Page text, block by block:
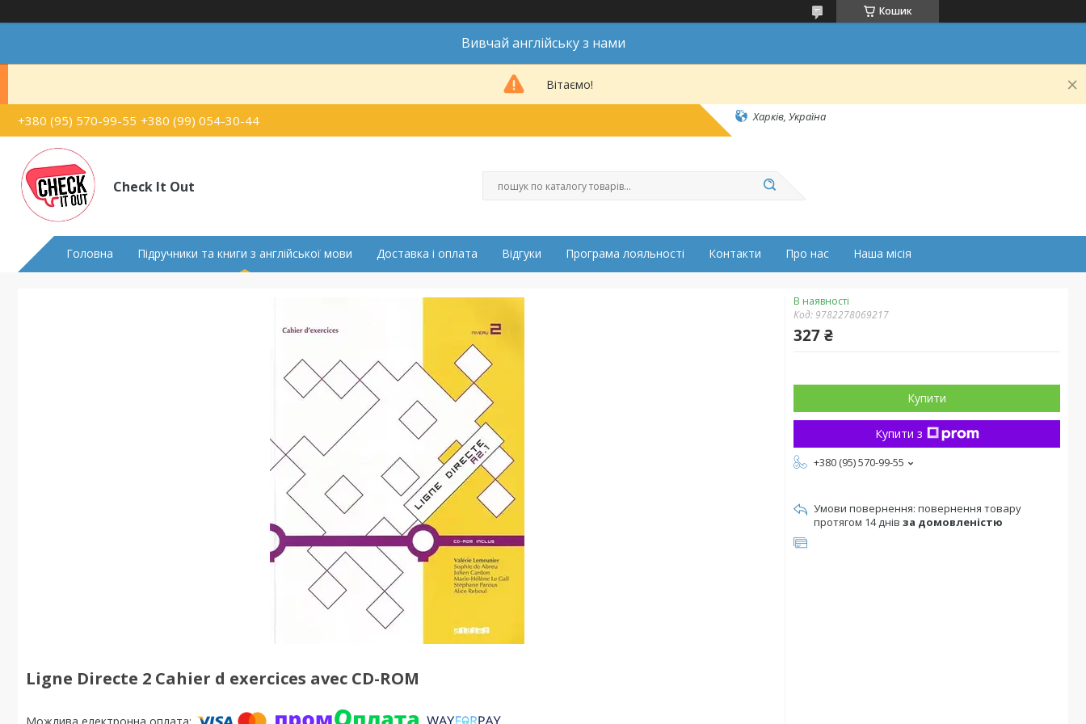
Кошик
Вивчай англійську з нами
Вітаємо!
+380 (95) 570-99-55 +380 (99) 054-30-44 Харків, Україна
Check It Out
Головна Підручники та книги з англійської мови Доставка і оплата Відгуки Програма лояльності Контакти Про нас Наша місія
Ligne Directe 2 Cahier d exercices avec CD-ROM
В наявності
Код:9782278069217
327 ₴
Купити
Купити з
+380 (95) 570-99-55
повернення товару
протягом 14 днів за домовленістю